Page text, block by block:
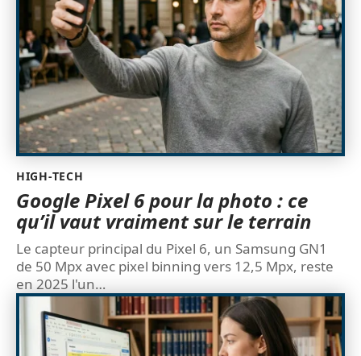
HIGH-TECH
Google Pixel 6 pour la photo : ce
qu’il vaut vraiment sur le terrain
Le capteur principal du Pixel 6, un Samsung GN1
de 50 Mpx avec pixel binning vers 12,5 Mpx, reste
en 2025 l'un…